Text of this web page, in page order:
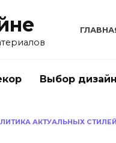
Выбор
АКТУАЛЬНЫХ